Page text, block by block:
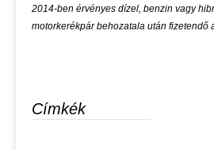
2014-ben érvényes dízel, benzin vagy
motorkerékpár behozatala után fizetendő
Címkék